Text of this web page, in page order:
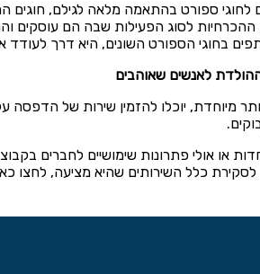
לחוגי ספורט בהתאמה מלאה לגילם,
ההכרחיות לסוג הפעילות שבה הם עוסקים
בחוגי הספורט השונים, היא דרך
לאנשים שאוהבים
מיוחדת, יוכלו להזמין שירות של הדפסה
או אולי פתרונות שימושיים לחברים
כלל השירותים שהיא מציעה, לחצו